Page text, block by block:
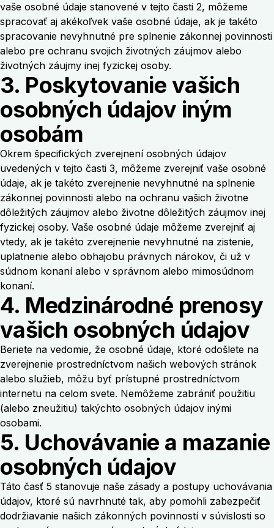
vaše osobné údaje stanovené v tejto časti 2, môžeme
spracovať aj akékoľvek vaše osobné údaje, ak je takéto
spracovanie nevyhnutné pre splnenie zákonnej povinnosti
alebo pre ochranu svojich životných záujmov alebo
životných záujmy inej fyzickej osoby.
3. Poskytovanie vašich
osobných údajov iným
osobám
Okrem špecifických zverejnení osobných údajov
uvedených v tejto časti 3, môžeme zverejniť vaše osobné
údaje, ak je takéto zverejnenie nevyhnutné na splnenie
zákonnej povinnosti alebo na ochranu vašich životne
dôležitých záujmov alebo životne dôležitých záujmov inej
fyzickej osoby. Vaše osobné údaje môžeme zverejniť aj
vtedy, ak je takéto zverejnenie nevyhnutné na zistenie,
uplatnenie alebo obhajobu právnych nárokov, či už v
súdnom konaní alebo v správnom alebo mimosúdnom
konaní.
4. Medzinárodné prenosy
vašich osobných údajov
Beriete na vedomie, že osobné údaje, ktoré odošlete na
zverejnenie prostredníctvom našich webových stránok
alebo služieb, môžu byť prístupné prostredníctvom
internetu na celom svete. Nemôžeme zabrániť použitiu
(alebo zneužitiu) takýchto osobných údajov inými
osobami.
5. Uchovávanie a mazanie
osobných údajov
Táto časť 5 stanovuje naše zásady a postupy uchovávania
údajov, ktoré sú navrhnuté tak, aby pomohli zabezpečiť
dodržiavanie našich zákonných povinností v súvislosti so